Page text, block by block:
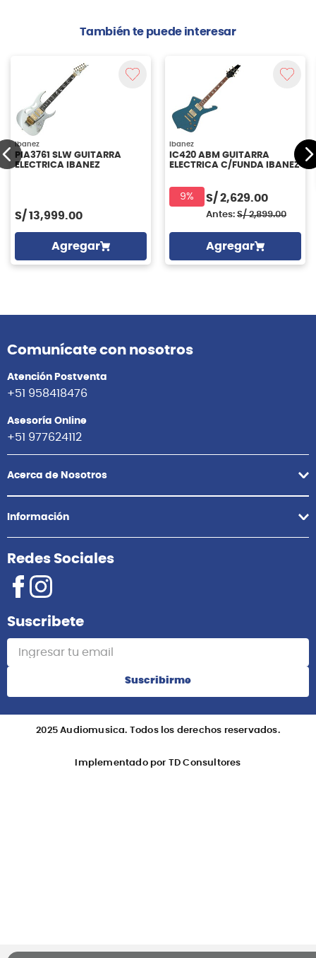
También te puede interesar
Ibanez
PIA3761 SLW GUITARRA
ELECTRICA IBANEZ
S/ 13,999.00
Agregar
Ibanez
IC420 ABM GUITARRA
ELECTRICA C/FUNDA IBANEZ
9% S/ 2,629.00
Antes: S/ 2,899.00
Agregar
Comunícate con nosotros
Atención Postventa
+51 958418476
Asesoría Online
+51 977624112
Acerca de Nosotros
Información
Redes Sociales
Suscribete
Suscribirme
2025 Audiomusica. Todos los derechos reservados.
Implementado por TD Consultores